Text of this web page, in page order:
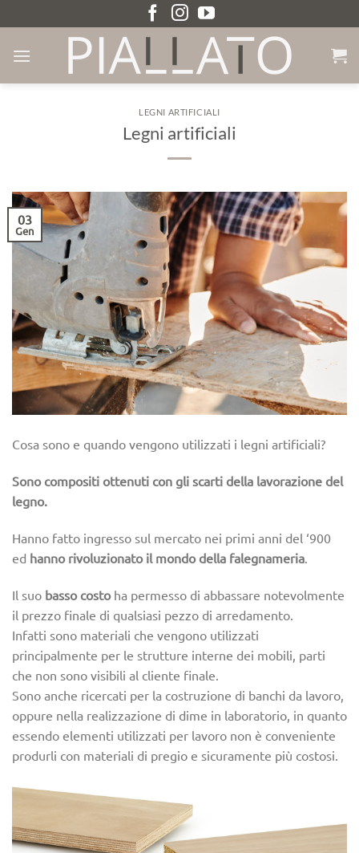
ai
contenuti
LEGNI ARTIFICIALI
Legni artificiali
03
Gen
Cosa sono e quando vengono utilizzati i legni artificiali?
Sono compositi ottenuti con gli scarti della lavorazione del
legno.
Hanno fatto ingresso sul mercato nei primi anni del ‘900
ed hanno rivoluzionato il mondo della falegnameria
Il suo basso costoha permesso di abbassare notevolmente
il prezzo finale di qualsiasi pezzo di arredamento.
Infatti sono materiali che vengono utilizzati
principalmente per le strutture interne dei mobili, parti
che non sono visibili al cliente finale.
Sono anche ricercati per la costruzione di banchi da lavoro,
oppure nella realizzazione di dime in laboratorio, in quanto
essendo elementi utilizzati per lavoro non è conveniente
produrli con materiali di pregio e sicuramente più costosi.